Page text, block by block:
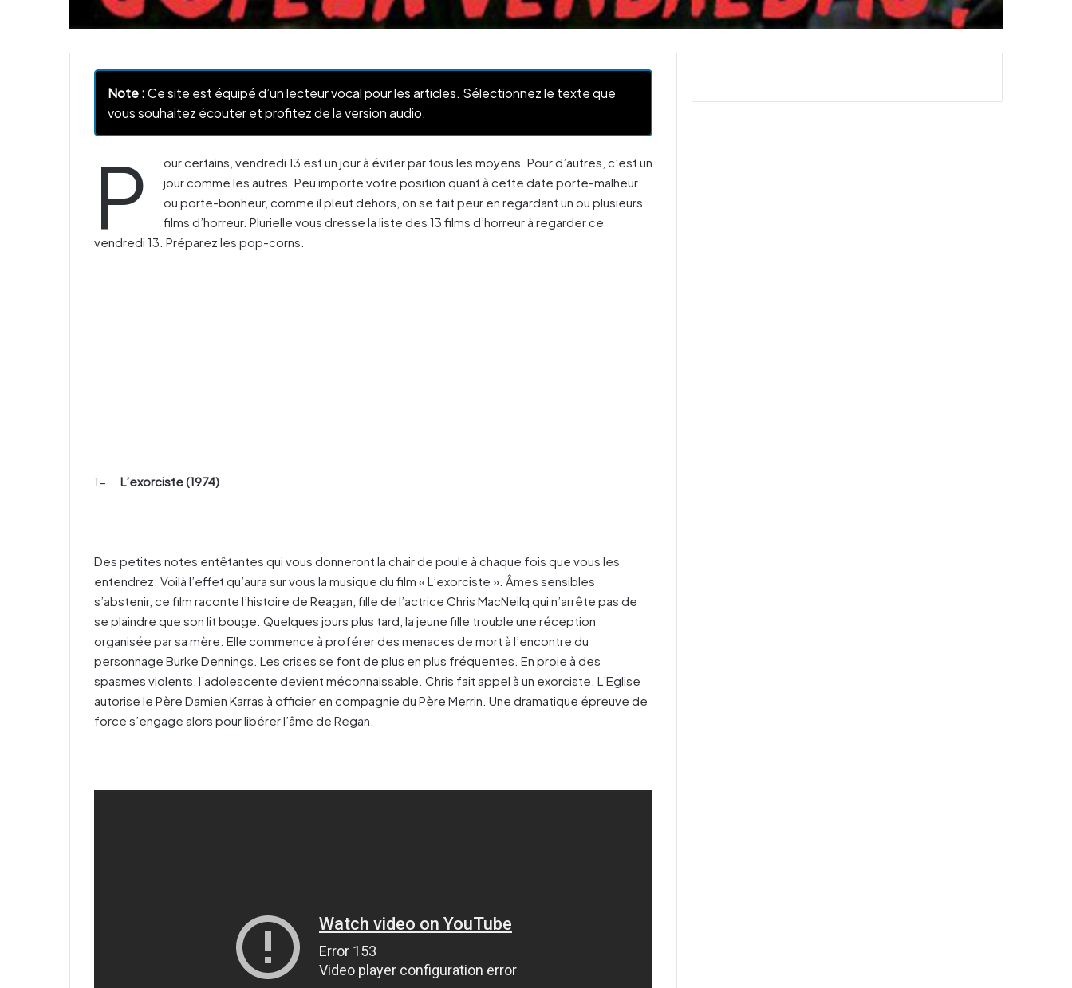
Note :Ce site est équipé d’un lecteur vocal pour les articles. Sélectionnez le texte que
vous souhaitez écouter et profitez de la version audio.
P
our certains, vendredi 13 est un jour à éviter par tous les moyens. Pour d’autres, c’est un
jour comme les autres. Peu importe votre position quant à cette date porte-malheur
ou porte-bonheur, comme il pleut dehors, on se fait peur en regardant un ou plusieurs
films d’horreur. Plurielle vous dresse la liste des 13 films d’horreur à regarder ce
vendredi 13. Préparez les pop-corns.
1- L’exorciste (1974)
Des petites notes entêtantes qui vous donneront la chair de poule à chaque fois que vous les
entendrez. Voilà l’effet qu’aura sur vous la musique du film « L’exorciste ». Âmes sensibles
s’abstenir, ce film raconte l’histoire de Reagan, fille de l’actrice Chris MacNeilq qui n’arrête pas de
se plaindre que son lit bouge. Quelques jours plus tard, la jeune fille trouble une réception
organisée par sa mère. Elle commence à proférer des menaces de mort à l’encontre du
personnage Burke Dennings. Les crises se font de plus en plus fréquentes. En proie à des
spasmes violents, l’adolescente devient méconnaissable. Chris fait appel à un exorciste. L’Eglise
autorise le Père Damien Karras à officier en compagnie du Père Merrin. Une dramatique épreuve de
force s’engage alors pour libérer l’âme de Regan.